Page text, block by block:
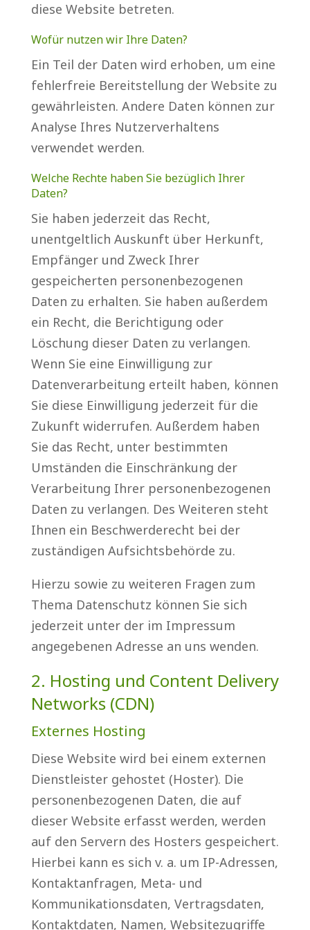
diese Website betreten.
Wofür nutzen wir Ihre Daten?
Ein Teil der Daten wird erhoben, um eine
fehlerfreie Bereitstellung der Website zu
gewährleisten. Andere Daten können zur
Analyse Ihres Nutzerverhaltens
verwendet werden.
Welche Rechte haben Sie bezüglich Ihrer
Daten?
Sie haben jederzeit das Recht,
unentgeltlich Auskunft über Herkunft,
Empfänger und Zweck Ihrer
gespeicherten personenbezogenen
Daten zu erhalten. Sie haben außerdem
ein Recht, die Berichtigung oder
Löschung dieser Daten zu verlangen.
Wenn Sie eine Einwilligung zur
Datenverarbeitung erteilt haben, können
Sie diese Einwilligung jederzeit für die
Zukunft widerrufen. Außerdem haben
Sie das Recht, unter bestimmten
Umständen die Einschränkung der
Verarbeitung Ihrer personenbezogenen
Daten zu verlangen. Des Weiteren steht
Ihnen ein Beschwerderecht bei der
zuständigen Aufsichtsbehörde zu.
Hierzu sowie zu weiteren Fragen zum
Thema Datenschutz können Sie sich
jederzeit unter der im Impressum
angegebenen Adresse an uns wenden.
2. Hosting und Content Delivery
Networks (CDN)
Externes Hosting
Diese Website wird bei einem externen
Dienstleister gehostet (Hoster). Die
personenbezogenen Daten, die auf
dieser Website erfasst werden, werden
auf den Servern des Hosters gespeichert.
Hierbei kann es sich v. a. um IP-Adressen,
Kontaktanfragen, Meta- und
Kommunikationsdaten, Vertragsdaten,
Kontaktdaten, Namen, Websitezugriffe